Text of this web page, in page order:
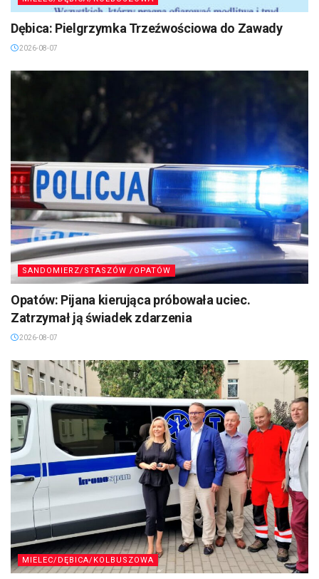
Dębica: Pielgrzymka Trzeźwościowa do Zawady
2026-08-07
SANDOMIERZ/STASZÓW /OPATÓW
Opatów: Pijana kierująca próbowała uciec.
Zatrzymał ją świadek zdarzenia
2026-08-07
MIELEC/DĘBICA/KOLBUSZOWA